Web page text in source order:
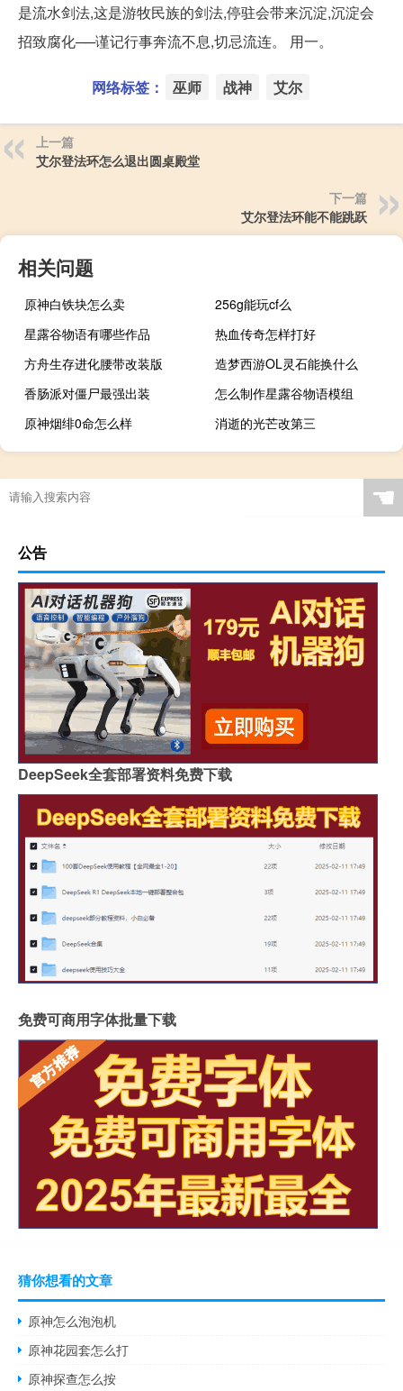
是流水剑法,这是游牧民族的剑法,停驻会带来沉淀,沉淀会
招致腐化──谨记行事奔流不息,切忌流连。 用一。
网络标签： 巫师 战神 艾尔
上一篇
艾尔登法环怎么退出圆桌殿堂
下一篇
艾尔登法环能不能跳跃
相关问题
原神白铁块怎么卖
256g能玩cf么
星露谷物语有哪些作品
热血传奇怎样打好
方舟生存进化腰带改装版
造梦西游OL灵石能换什么
香肠派对僵尸最强出装
怎么制作星露谷物语模组
原神烟绯0命怎么样
消逝的光芒改第三
☚
公告
DeepSeek全套部署资料免费下载
免费可商用字体批量下载
猜你想看的文章
原神怎么泡泡机
原神花园套怎么打
原神探查怎么按